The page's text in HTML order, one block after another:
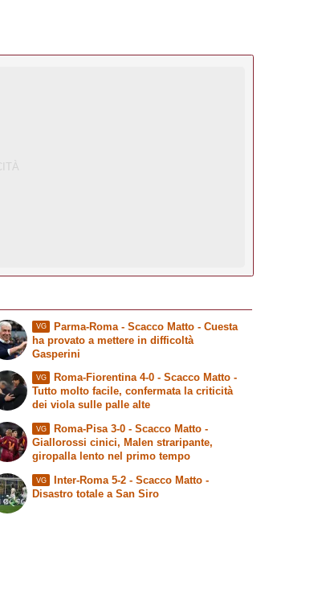
VG Parma-Roma - Scacco Matto- Cuesta
ha provato a mettere in difficoltà
Gasperini
VG Roma-Fiorentina 4-0 - Scacco Matto-
Tutto molto facile, confermata la criticità
dei viola sulle palle alte
VG Roma-Pisa 3-0 - Scacco Matto-
Giallorossi cinici, Malen straripante,
giropalla lento nel primo tempo
VG Inter-Roma 5-2 - Scacco Matto-
Disastro totale a San Siro